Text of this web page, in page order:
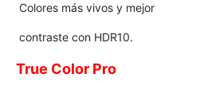
Colores más vivos y mejor
contraste con HDR10.
True Color Pro